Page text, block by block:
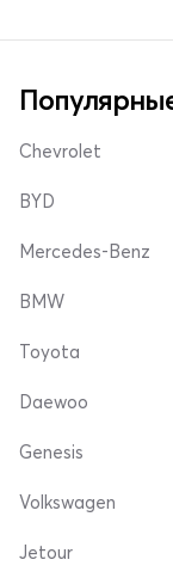
Chevrolet
BYD
Mercedes-Benz
BMW
Toyota
Daewoo
Genesis
Volkswagen
Jetour